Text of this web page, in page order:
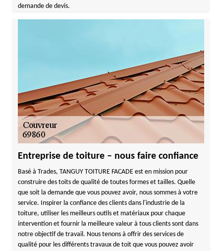
demande de devis.
Entreprise de toiture – nous faire confiance
Basé à Trades, TANGUY TOITURE FACADE est en mission pour
construire des toits de qualité de toutes formes et tailles. Quelle
que soit la demande que vous pouvez avoir, nous sommes à votre
service. Inspirer la confiance des clients dans l'industrie de la
toiture, utiliser les meilleurs outils et matériaux pour chaque
intervention et fournir la meilleure valeur à tous clients sont dans
notre objectif de travail. Nous tenons à offrir des services de
qualité pour les différents travaux de toit que vous pouvez avoir